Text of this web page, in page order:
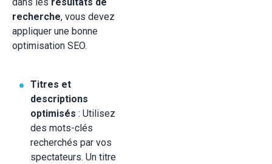
dans les résultats de
recherche, vous devez
appliquer une bonne
optimisation SEO.
Titres et
descriptions
optimisés : Utilisez
des mots-clés
recherchés par vos
spectateurs. Un titre